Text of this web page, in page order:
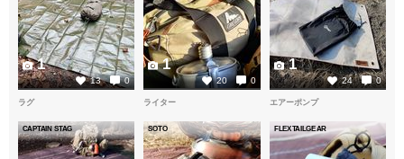
13 0
1
20 0
1
24 0
1
ラグ
CAPTAIN STAG
ライター
SOTO
エアーポンプ
FLEXTAILGEAR